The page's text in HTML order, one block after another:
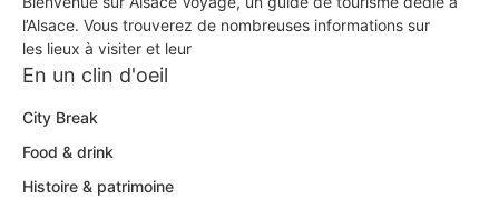
l’Alsace. Vous trouverez de nombreuses informations sur
les lieux à visiter et leur
En un clin d'oeil
City Break
Food & drink
Histoire & patrimoine